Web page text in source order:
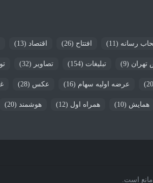
رسانه (11) افتتاح (26) اقتصاد (13)
تهران (9) تبلیغات (154) تصاویر (32)
عرضه اولیه سهام (16) عکس (28)
همایش (10) همراه اول (12) هوشمند (20)
است.